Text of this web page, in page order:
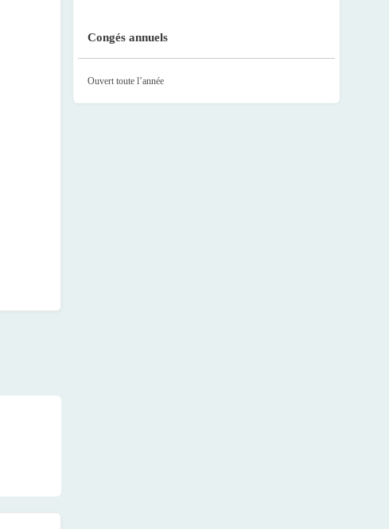
Congés annuels
Ouvert toute l’année